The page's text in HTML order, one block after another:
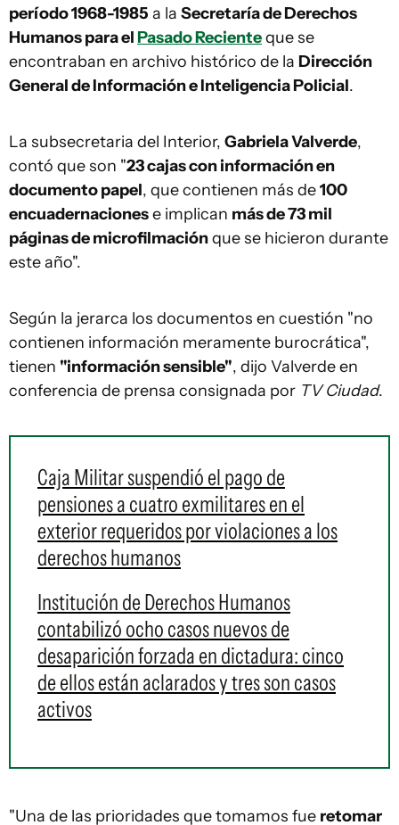
período 1968-1985 a la Secretaría de Derechos
Humanos para elPasado Recienteque se
encontraban en archivo histórico de la Dirección
General de Información e Inteligencia Policial.
La subsecretaria del Interior, Gabriela Valverde,
contó que son "23 cajas con información en
documento papel, que contienen más de100
encuadernacionese implican más de 73 mil
páginas de microfilmaciónque se hicieron durante
este año".
Según la jerarca los documentos en cuestión "no
contienen información meramente burocrática",
tienen "información sensible", dijo Valverde en
conferencia de prensa consignada por TV Ciudad.
Caja Militar suspendió el pago de
pensiones a cuatro exmilitares en el
exterior requeridos por violaciones a los
derechos humanos
Institución de Derechos Humanos
contabilizó ocho casos nuevos de
desaparición forzada en dictadura: cinco
de ellos están aclarados y tres son casos
activos
"Una de las prioridades que tomamos fue retomar